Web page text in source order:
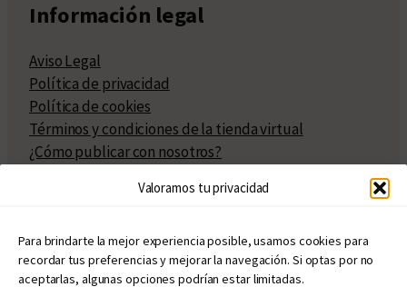
Valoramos tu privacidad
Para brindarte la mejor experiencia posible, usamos cookies para
recordar tus preferencias y mejorar la navegación. Si optas por no
aceptarlas, algunas opciones podrían estar limitadas.
Información legal
Aviso Legal
Política de privacidad
Política de cookies
Términos y condiciones de la tienda virtual
¿Cómo publicar con nosotros?
Políticas de publicación
Políticas de coedición
Atribuciones